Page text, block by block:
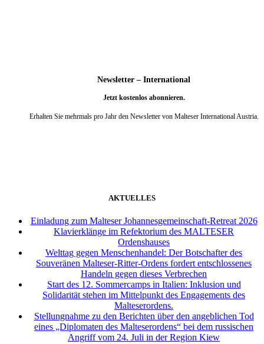
Newsletter – International
Jetzt kostenlos abonnieren.
Erhalten Sie mehrmals pro Jahr den Newsletter von Malteser International Austria.
AKTUELLES
Einladung zum Malteser Johannesgemeinschaft-Retreat 2026
Klavierklänge im Refektorium des MALTESER
Ordenshauses
Welttag gegen Menschenhandel: Der Botschafter des
Souveränen Malteser-Ritter-Ordens fordert entschlossenes
Handeln gegen dieses Verbrechen
Start des 12. Sommercamps in Italien: Inklusion und
Solidarität stehen im Mittelpunkt des Engagements des
Malteserordens.
Stellungnahme zu den Berichten über den angeblichen Tod
eines „Diplomaten des Malteserordens“ bei dem russischen
Angriff vom 24. Juli in der Region Kiew